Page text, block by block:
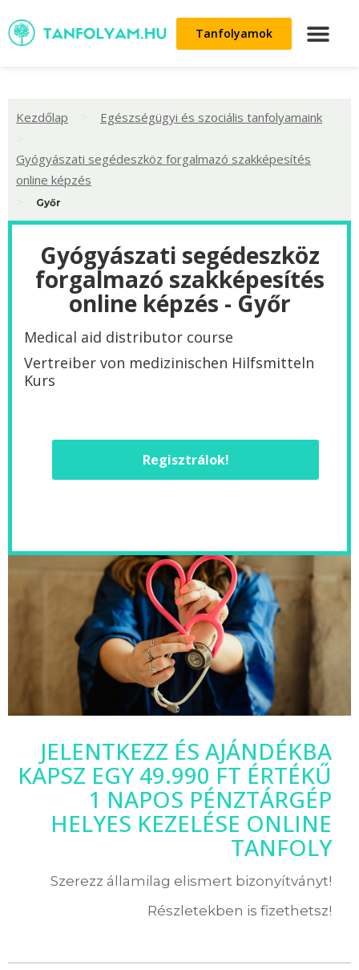
Tanfolyamok
Kezdőlap Egészségügyi és szociális tanfolyamaink
Gyógyászati segédeszköz forgalmazó szakképesítés
online képzés
Győr
Gyógyászati segédeszköz
forgalmazó szakképesítés
online képzés - Győr
Medical aid distributor course
Vertreiber von medizinischen Hilfsmitteln
Kurs
Regisztrálok!
JELENTKEZZ ÉS AJÁNDÉKBA
KAPSZ EGY 49.990 FT ÉRTÉKŰ
1 NAPOS PÉNZTÁRGÉP
HELYES KEZELÉSE ONLINE
TANFOLY
Szerezz államilag elismert bizonyítványt!
Részletekben is fizethetsz!